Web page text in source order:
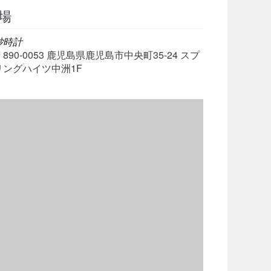
時計
890-0053 鹿児島県鹿児島市中央町35-24 スプ
ングハイツ中洲1F